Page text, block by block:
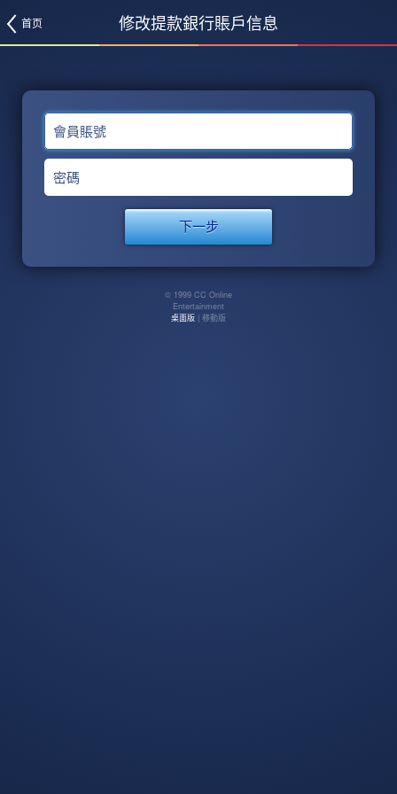
首页 修改提款銀行賬戶信息
會員賬號
密碼
© 1999 CC Online
Entertainment
桌面版 | 移動版